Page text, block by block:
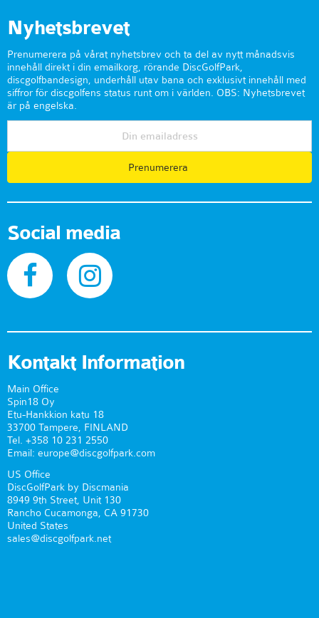
Nyhetsbrevet
Prenumerera på vårat nyhetsbrev och ta del av nytt månadsvis
innehåll direkt i din emailkorg, rörande DiscGolfPark,
discgolfbandesign, underhåll utav bana och exklusivt innehåll med
siffror för discgolfens status runt om i världen. OBS: Nyhetsbrevet
är på engelska.
Prenumerera
Social media
Kontakt Information
Main Office
Spin18 Oy
Etu-Hankkion katu 18
33700 Tampere, FINLAND
Tel. +358 10 231 2550
Email: europe@discgolfpark.com
US Office
DiscGolfPark by Discmania
8949 9th Street, Unit 130
Rancho Cucamonga, CA 91730
United States
sales@discgolfpark.net